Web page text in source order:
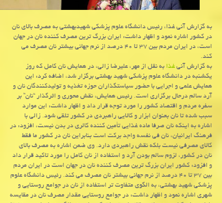
به گزارش آنی غذا، رئیس دانشگاه علوم پزشکی شهیدبهشتی به مصرف بالای نان
در کشور اشاره نمود و اظهار داشت: ایران بزرگ ترین مصرف کننده نان در جهان
است، در ایران مردم بین ۳۷ تا ۴۰ درصد از نرم جهانی بیشتر نان مصرف می
کند.
به گزارش آنیغذابه نقل از مهر، علیرضا زالی، در همایش نان کامل که روز
یکشنبه در دانشگاه علوم پزشکی شهید بهشتی برگزار شد، اضافه کرد: این
همایش علمی و اجرایی با حضور سیاستگذاران حوزه تغذیه و تولیدکنندگان نان و
آرد سالم درحال برگزاری است. رئیس همایش، نقش محوری و اثرگذار “نان” بر
سفره مردم و اقتصاد کشور را مورد توجه قرار داد و اظهار داشت: این موارد
سبب شده تا نان بعنوان ابزار و کالایی راهبردی در کشور تلقی شود. زالی با
اشاره به اینکه نان صرفا ماده غذایی تأمین کننده کالری در بدن نیست، افزود: در
فرهنگ ایرانیان، نان فی نفسه واجد برکت است بنابراین نان در کشور ما فقط
کالای مصرفی نیست بلکه نقش راهبردی دارد. وی ضمن اشاره به مصرف بالای
نان در کشور، لزوم سالم بودن آرد و استفاده از نان کامل را مورد تاکید قرار داد
و افزود: کشور ایران بزرگ ترین مصرف کننده نان در جهان است در ایران مردم
بین ۳۷ تا ۴۰ درصد از نرم جهانی بیشتر نان مصرف می کند. رئیس دانشگاه علوم
پزشکی شهید بهشتی، به الگوی متفاوت تر استفاده از نان در جوامع روستایی و
شهری اشاره نمود و اظهار داشت: در جوامع روستایی مقدار مصرف نان در مقایسه